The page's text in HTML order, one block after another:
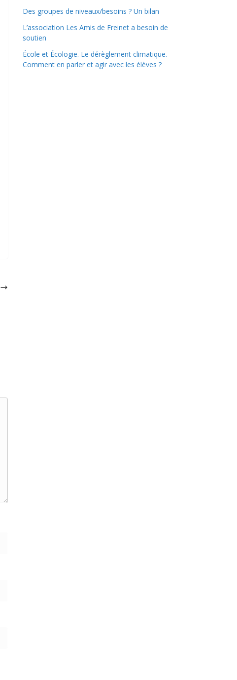
Des groupes de niveaux/besoins ? Un bilan
L’association Les Amis de Freinet a besoin de
soutien
École et Écologie. Le dérèglement climatique.
Comment en parler et agir avec les élèves ?